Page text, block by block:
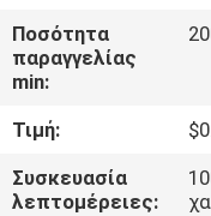
ΜΑΣ
ΕΛΆΤΕ
ΕΠΑΦΉ
ΜΕ
Ποσότητα
παραγγελίας
min:
Τιμή:
Συσκευασία
λεπτομέρειες: